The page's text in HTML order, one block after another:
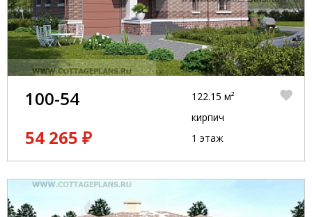
100-54
54 265 ₽
122.15 м²
кирпич
1 этаж